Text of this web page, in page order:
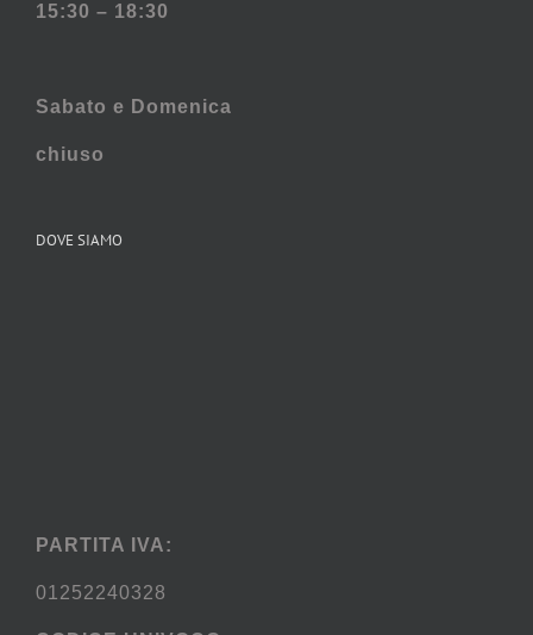
15:30 – 18:30
Sabato e Domenica
chiuso
DOVE SIAMO
PARTITA IVA:
01252240328